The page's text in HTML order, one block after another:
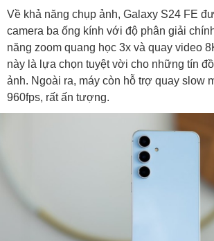
Về khả năng chụp ảnh, Galaxy S24 FE
camera ba ống kính với độ phân giải
năng zoom quang học 3x và quay video
này là lựa chọn tuyệt vời cho những tín
ảnh. Ngoài ra, máy còn hỗ trợ quay slow
960fps, rất ấn tượng.